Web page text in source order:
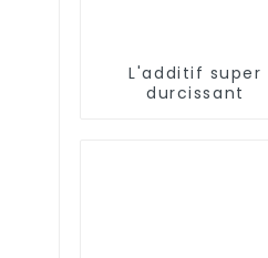
L'additif super
durcissant